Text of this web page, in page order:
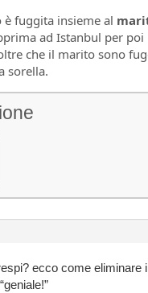
è fuggita insieme al
ad Istanbul per poi
che il marito sono
sorella.
ecco come eliminare